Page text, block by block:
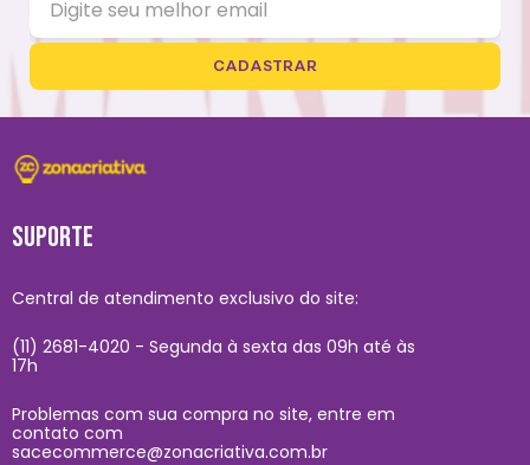
CADASTRAR
SUPORTE
Central de atendimento exclusivo do site:
(11) 2681-4020 - Segunda à sexta das 09h até às
17h
Problemas com sua compra no site, entre em
contato com
sacecommerce@zonacriativa.com.br